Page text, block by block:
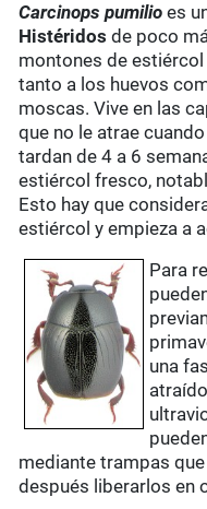
Carcinops pumilio es
Histéridos de poco
montones de
tanto a los huevos
moscas. Vive en las
que no le atrae
tardan de 4 a 6
estiércol fresco,
Esto hay que
estiércol y empieza a
Para
una
mediante trampas
después liberarlos en